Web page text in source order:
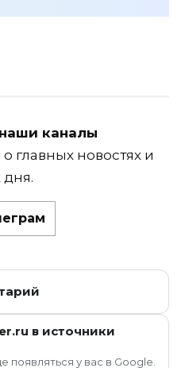
каналы
главных новостях и
в источники
появляться у вас в Google.